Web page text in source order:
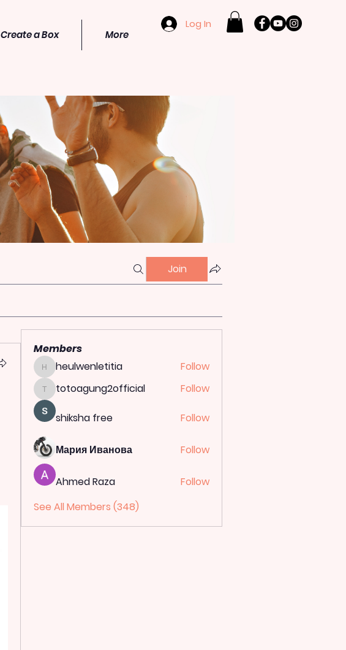
Log In
Create a Box More
Join
Members
heulwenletitia
heulwenletitia Follow
totoagung2official
totoagung2official Follow
shiksha free Follow
Мария Иванова Follow
Ahmed Raza
Follow
See All Members (348)